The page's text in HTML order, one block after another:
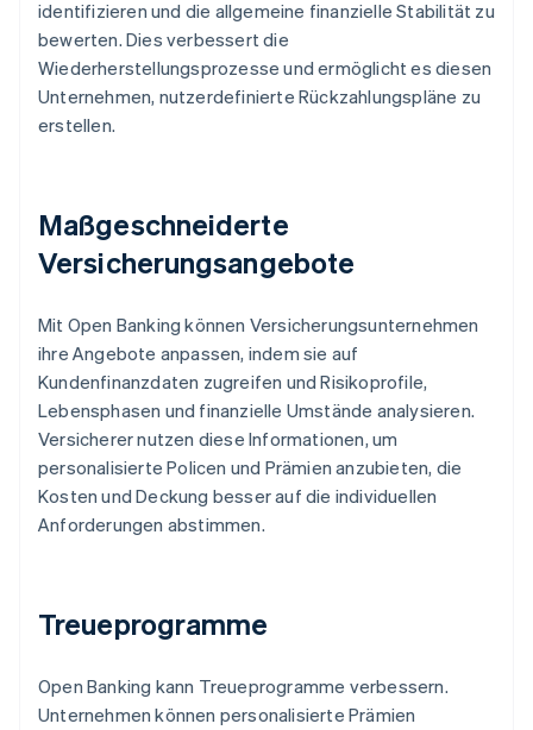
identifizieren und die allgemeine finanzielle Stabilität zu
bewerten. Dies verbessert die
Wiederherstellungsprozesse und ermöglicht es diesen
Unternehmen, nutzerdefinierte Rückzahlungspläne zu
erstellen.
Maßgeschneiderte
Versicherungsangebote
Mit Open Banking können Versicherungsunternehmen
ihre Angebote anpassen, indem sie auf
Kundenfinanzdaten zugreifen und Risikoprofile,
Lebensphasen und finanzielle Umstände analysieren.
Versicherer nutzen diese Informationen, um
personalisierte Policen und Prämien anzubieten, die
Kosten und Deckung besser auf die individuellen
Anforderungen abstimmen.
Treueprogramme
Open Banking kann Treueprogramme verbessern.
Unternehmen können personalisierte Prämien